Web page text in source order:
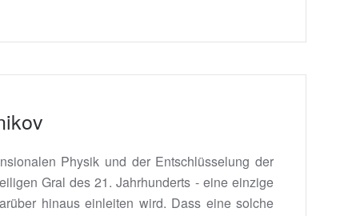
Physik und der Entschlüsselung der
Gral des 21. Jahrhunderts - eine einzige
hinaus einleiten wird. Dass eine solche